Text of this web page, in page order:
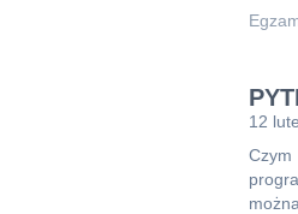
12